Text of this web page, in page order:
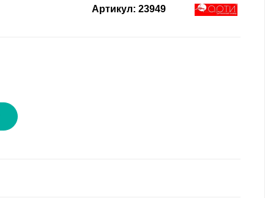
Артикул: 23949